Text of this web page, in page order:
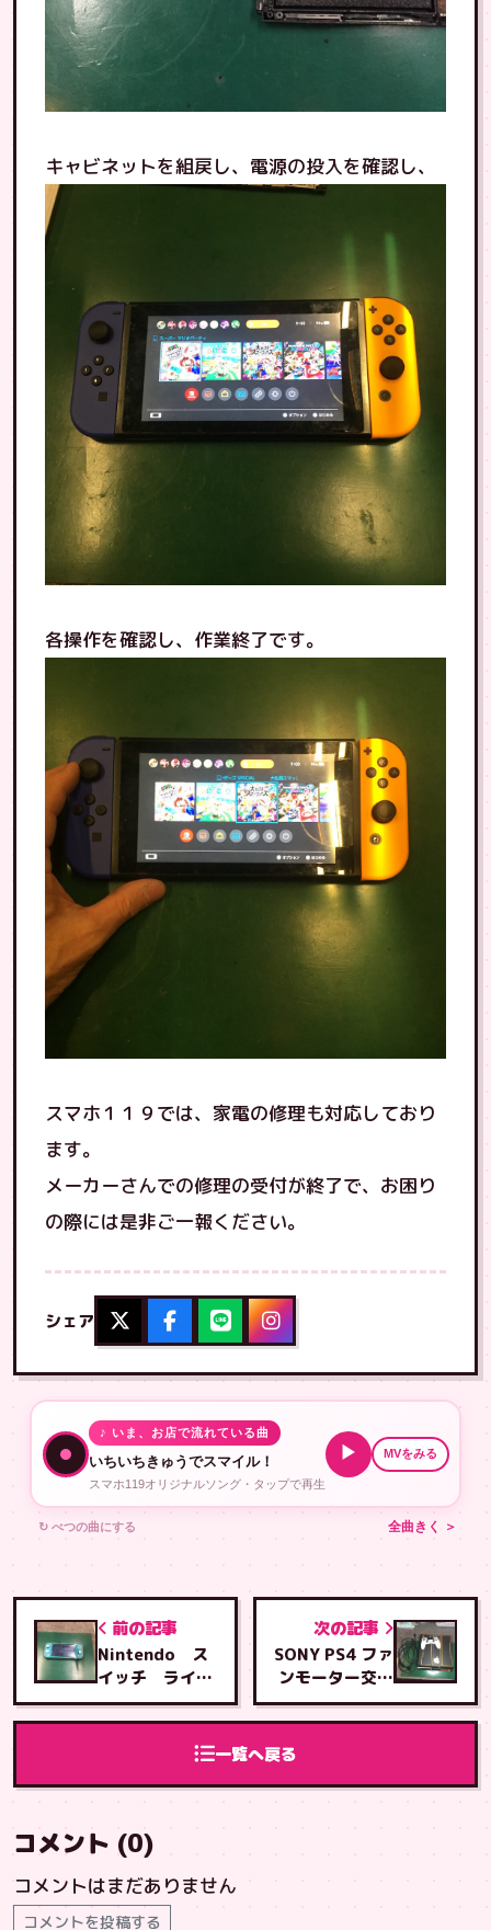
キャビネットを組戻し、電源の投入を確認し、
各操作を確認し、作業終了です。
スマホ１１９では、家電の修理も対応しており
ます。
メーカーさんでの修理の受付が終了で、お困り
の際には是非ご一報ください。
シェア
♪ いま、お店で流れている曲
いちいちきゅうでスマイル！
スマホ119オリジナルソング・タップで再生
▶ MVをみる
↻ べつの曲にする 全曲きく ＞
前の記事
Nintendo ス
イッチ ライ
ト 液晶交換修
理
一覧へ戻る
次の記事
SONY PS4 ファ
ンモーター交換
修理、ヒートシ
ンク分解シリコ
ングリス塗りつ
コメント (0)
コメントはまだありません
コメントを投稿する